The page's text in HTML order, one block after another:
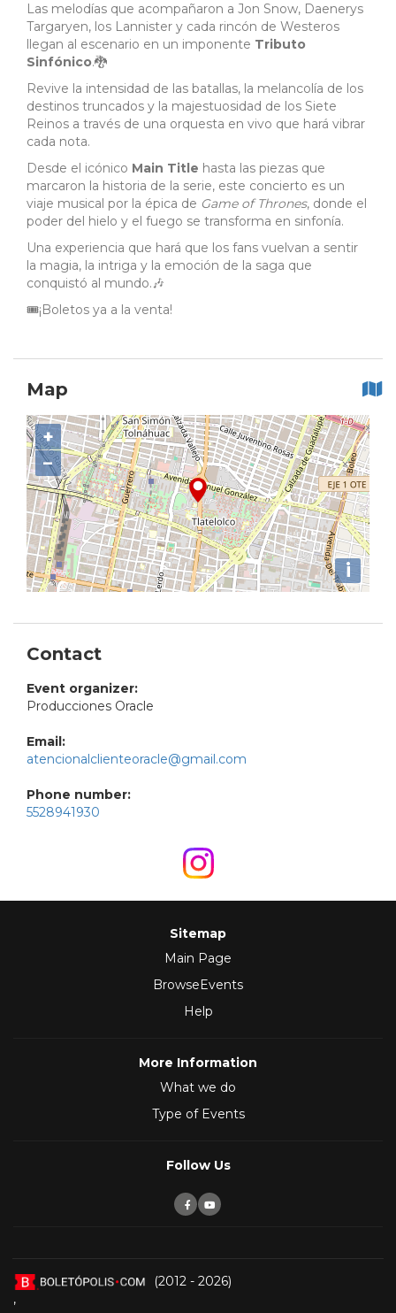
Las melodías que acompañaron a Jon Snow, Daenerys
Targaryen, los Lannister y cada rincón de Westeros
llegan al escenario en un imponente Tributo
Sinfónico.🐉
Revive la intensidad de las batallas, la melancolía de los
destinos truncados y la majestuosidad de los Siete
Reinos a través de una orquesta en vivo que hará vibrar
cada nota.
Desde el icónico Main Title hasta las piezas que
marcaron la historia de la serie, este concierto es un
viaje musical por la épica de Game of Thrones, donde el
poder del hielo y el fuego se transforma en sinfonía.
Una experiencia que hará que los fans vuelvan a sentir
la magia, la intriga y la emoción de la saga que
conquistó al mundo.🎶
🎟️¡Boletos ya a la venta!
Map
+
−
i
Contact
Event organizer:
Producciones Oracle
Email:
atencionalclienteoracle@gmail.com
Phone number:
5528941930
Sitemap
Main Page
BrowseEvents
Help
More Information
What we do
Type of Events
Follow Us
(2012 - 2026)
,